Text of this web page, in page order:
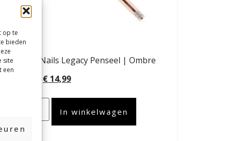
op te
bieden
site
een
Urban Nails Legacy Penseel | Ombre
€ 14,99
In winkelwagen